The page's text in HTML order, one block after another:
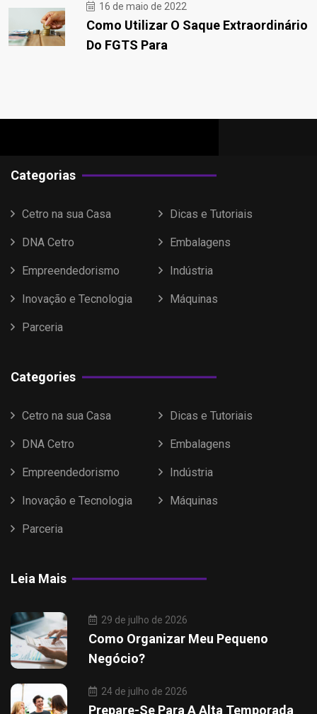
16 de maio de 2022
Como Utilizar O Saque Extraordinário
Do FGTS Para
Categorias
Cetro na sua Casa Dicas e Tutoriais
DNA Cetro Embalagens
Empreendedorismo Indústria
Inovação e Tecnologia Máquinas
Parceria
Categories
Cetro na sua Casa Dicas e Tutoriais
DNA Cetro Embalagens
Empreendedorismo Indústria
Inovação e Tecnologia Máquinas
Parceria
Leia Mais
29 de julho de 2026
Como Organizar Meu Pequeno
Negócio?
24 de julho de 2026
Prepare-Se Para A Alta Temporada